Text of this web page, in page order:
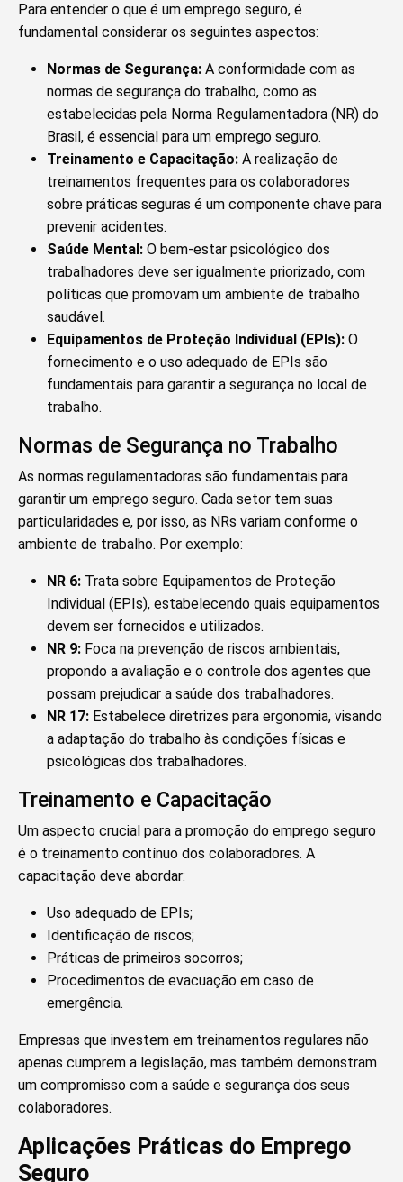
Para entender o que é um emprego seguro, é
fundamental considerar os seguintes aspectos:
Normas de Segurança: A conformidade com as
normas de segurança do trabalho, como as
estabelecidas pela Norma Regulamentadora (NR) do
Brasil, é essencial para um emprego seguro.
Treinamento e Capacitação: A realização de
treinamentos frequentes para os colaboradores
sobre práticas seguras é um componente chave para
prevenir acidentes.
Saúde Mental: O bem-estar psicológico dos
trabalhadores deve ser igualmente priorizado, com
políticas que promovam um ambiente de trabalho
saudável.
Equipamentos de Proteção Individual (EPIs): O
fornecimento e o uso adequado de EPIs são
fundamentais para garantir a segurança no local de
trabalho.
Normas de Segurança no Trabalho
As normas regulamentadoras são fundamentais para
garantir um emprego seguro. Cada setor tem suas
particularidades e, por isso, as NRs variam conforme o
ambiente de trabalho. Por exemplo:
NR 6: Trata sobre Equipamentos de Proteção
Individual (EPIs), estabelecendo quais equipamentos
devem ser fornecidos e utilizados.
NR 9: Foca na prevenção de riscos ambientais,
propondo a avaliação e o controle dos agentes que
possam prejudicar a saúde dos trabalhadores.
NR 17: Estabelece diretrizes para ergonomia, visando
a adaptação do trabalho às condições físicas e
psicológicas dos trabalhadores.
Treinamento e Capacitação
Um aspecto crucial para a promoção do emprego seguro
é o treinamento contínuo dos colaboradores. A
capacitação deve abordar:
Uso adequado de EPIs;
Identificação de riscos;
Práticas de primeiros socorros;
Procedimentos de evacuação em caso de
emergência.
Empresas que investem em treinamentos regulares não
apenas cumprem a legislação, mas também demonstram
um compromisso com a saúde e segurança dos seus
colaboradores.
Aplicações Práticas do Emprego
Seguro